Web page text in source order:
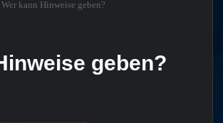
kann Hinweise geben?
geben?